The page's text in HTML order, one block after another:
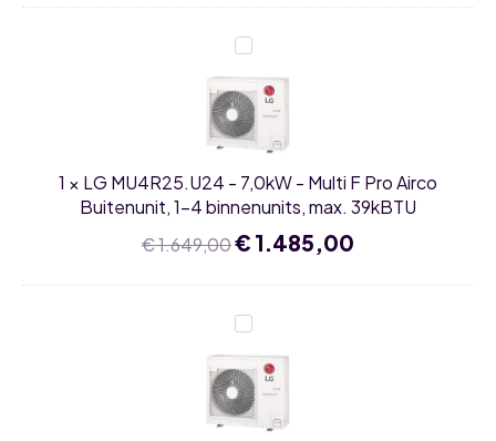
33kBTU
LG
MU4R25.U24
-
7,0kW
-
Multi
F
Airco
Buitenunit,
1-
4
binnenunits,
39kBTU
1 × LG MU4R25.U24 - 7,0kW - Multi F Pro Airco
Buitenunit, 1-4 binnenunits, max. 39kBTU
€1.649,00Oorspronkelijke
was:
€ 1.649,00.
€ 1.485,00
is:
LG
MU4R27.U24
-
7,9kW
-
Multi
F